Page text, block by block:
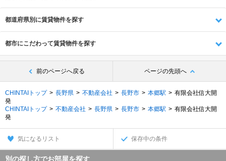
都道府県別に賃貸物件を探す
都市にこだわって賃貸物件を探す
前のページへ戻る ページの先頭へ
CHINTAIトップ 長野県 不動産会社 長野市 本郷駅
有限会社信大開
発
CHINTAIトップ
不動産会社 長野県 長野市 本郷駅
有限会社信大開
発
気になるリスト 保存中の条件
別の探し方でお部屋を探す